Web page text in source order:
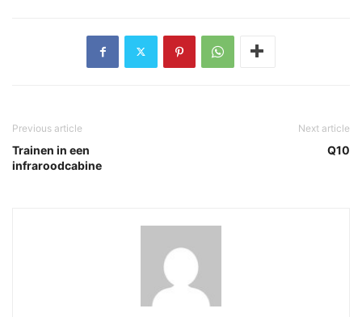
Previous article
Trainen in een
infraroodcabine
Next article
Q10